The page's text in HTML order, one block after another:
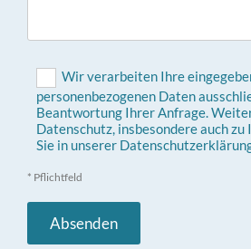
Wir verarbeiten Ihre
personenbezogenen Daten
Beantwortung Ihrer Anfrage.
Datenschutz, insbesondere auch zu
Sie in unserer
* Pflichtfeld